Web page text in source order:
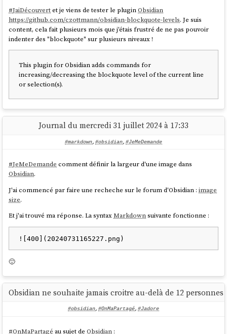
« fragment »
je n'ai rien trouvé d'intéressant non plus.
J'ai posté le message suivant sur «I wonder if SilverBullet could take
advantage of the “URL text fragment” standard 🤔
Version française :
l'extension Firefox " Link to Text Fragment " pour partager des
liens précis et je trouve cela très simple d'usage.
SilverBullet.
norme "URL text fragment" 🤔.
[[MyPage#:~:text=foobar]].
Pour le moment, j'ai du mal à imaginer les avantages
constate que non.
Chez Obsidian l'équivalent deAnchorssemble êtreLink to a
#JaiDécouvertet je viens de tester le pluginObsidian
https://github.com/czottmann/obsidian-blockquote-levels. Je suis
content, cela fait plusieurs mois que j'étais frustré de ne pas pouvoir
indenter des "blockquote" sur plusieurs niveaux !
This plugin for Obsidian adds commands for
increasing/decreasing the blockquote level of the current line
or selection(s).
Journal du mercredi 31 juillet 2024 à 17:33
#markdown, #obsidian, #JeMeDemande
#JeMeDemande comment définir la largeur d'une image dans
Obsidian.
J'ai commencé par faire une recheche sur le forum d'Obsidian :image
size.
Et j'ai trouvé ma réponse. La syntaxMarkdownsuivante fonctionne :
🙂
Obsidian ne souhaite jamais croitre au-delà de 12 personnes
#obsidian, #OnMaPartagé, #Jadore
#OnMaPartagé au sujet deObsidian :